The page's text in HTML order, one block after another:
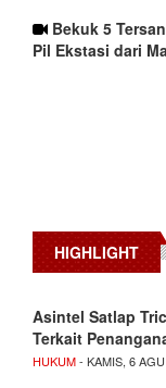
Bekuk 5
Pil Ekstasi dari
HIGHLIGHT
Asintel Satlap
Terkait
HUKUM- KAMIS, 6